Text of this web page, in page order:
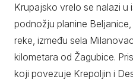
Krupajsko vrelo se nalazi
podnožju planine
reke, između sela
kilometara od Žagubice.
koji povezuje Krepoljin i